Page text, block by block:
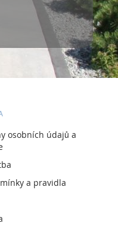
osobních údajů a
a pravidla